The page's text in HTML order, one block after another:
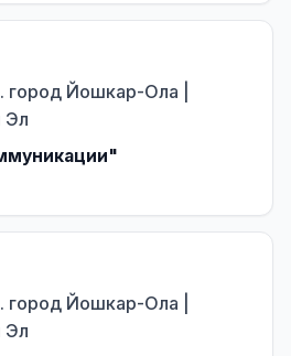
город Йошкар-Ола |
Эл
город Йошкар-Ола |
Эл